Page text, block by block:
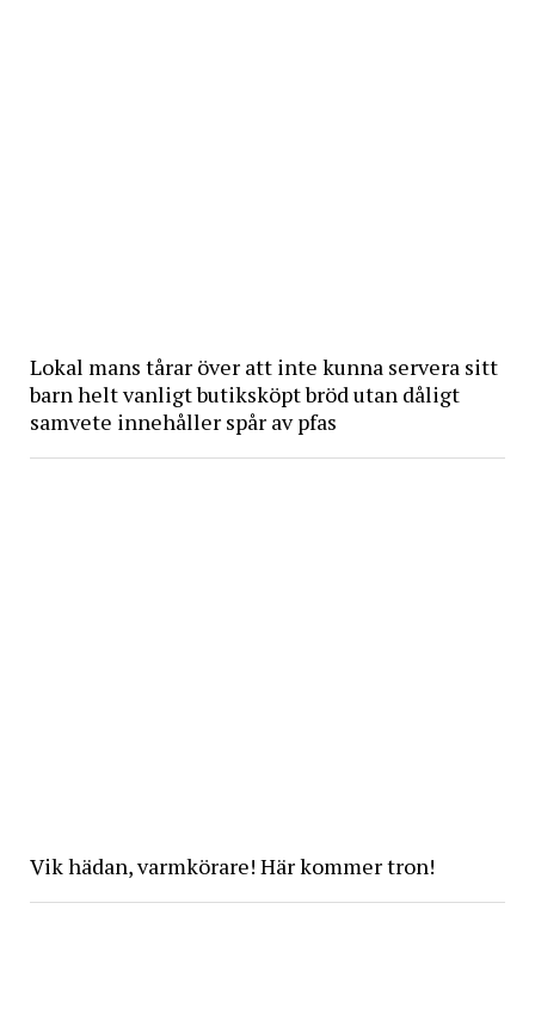
Lokal mans tårar över att inte kunna servera sitt
barn helt vanligt butiksköpt bröd utan dåligt
samvete innehåller spår av pfas
Vik hädan, varmkörare! Här kommer tron!